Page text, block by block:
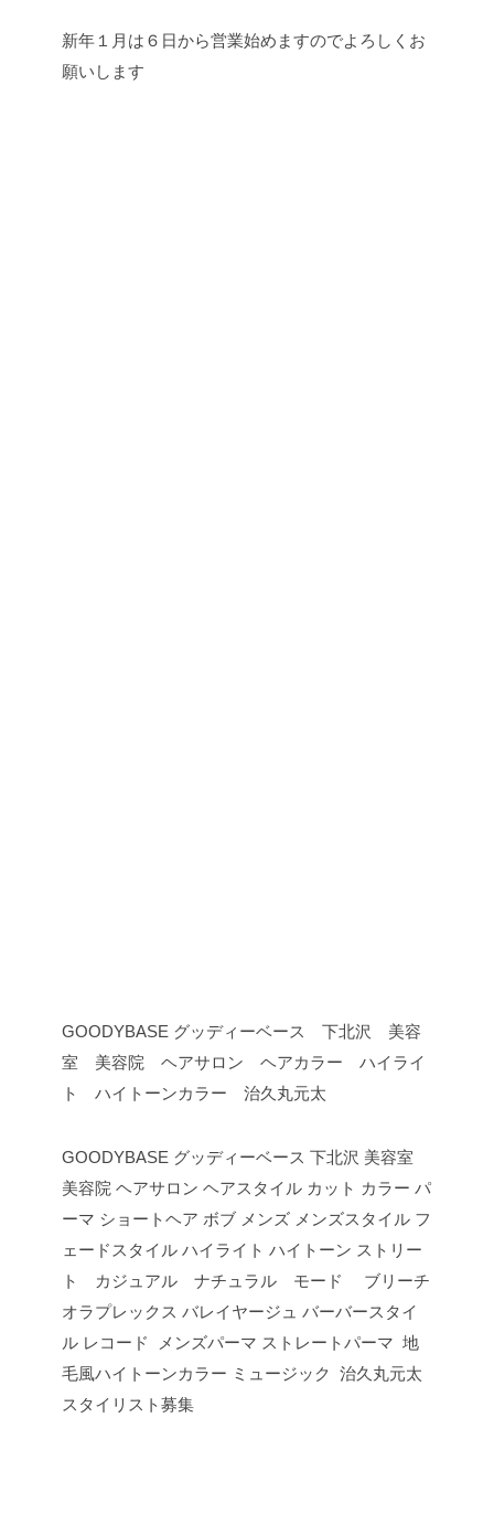
新年１月は６日から営業始めますのでよろしくお
願いします
GOODYBASE グッディーベース 下北沢 美容
室 美容院 ヘアサロン ヘアカラー ハイライ
ト ハイトーンカラー 治久丸元太
GOODYBASE グッディーベース 下北沢 美容室
美容院 ヘアサロン ヘアスタイル カット カラー パ
ーマ ショートヘア ボブ メンズ メンズスタイル フ
ェードスタイル ハイライト ハイトーン ストリー
ト カジュアル ナチュラル モード ブリーチ
オラプレックス バレイヤージュ バーバースタイ
ル レコード メンズパーマ ストレートパーマ 地
毛風ハイトーンカラー ミュージック 治久丸元太
スタイリスト募集